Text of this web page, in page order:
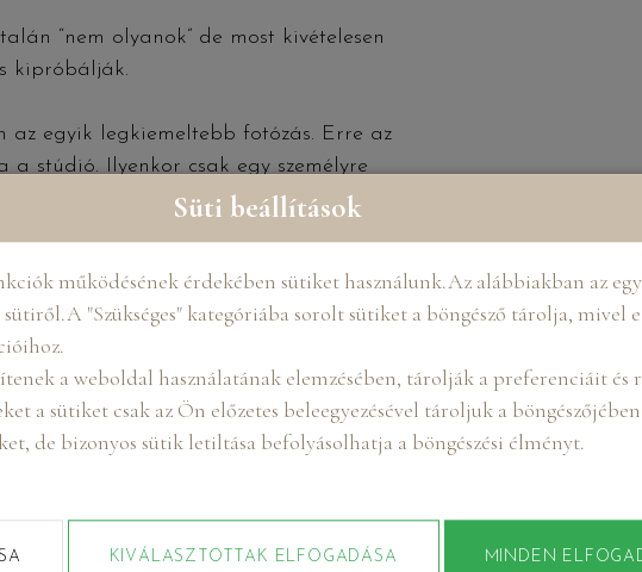
Süti beállítások
működésének érdekében sütiket használunk.Az alábbiakban az
"Szükséges" kategóriába sorolt sütiket a böngésző tárolja, mivel
a weboldal használatának elemzésében, tárolják a preferenciáit és
a sütiket csak az Ön előzetes beleegyezésével tároljuk a
de bizonyos sütik letiltása befolyásolhatja a böngészési élményt.
KIVÁLASZTOTTAK ELFOGADÁSA MINDEN
“nem olyanok” de most kivételesen
kipróbálják.
egyik legkiemeltebb fotózás. Erre az
stúdió. Ilyenkor csak egy személyre
Ezt legalább egyszer minden nőnek
titkos pózaidat, elkészítjük álmaid
hogy melyikre
bízod magad és az alkatodhoz
majd.
az időpontot és érdeklődj a
esetleg fodrászt és stylist-ot is.
a megbeszélt időpontra, hozd
szexi kiegészítőket, meg
Tollakat, kendőket, boákat nálunk
illetően itt fogunk színt választani és